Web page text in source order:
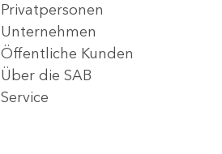
Privatpersonen
Unternehmen
Öffentliche Kunden
Über die SAB
Service